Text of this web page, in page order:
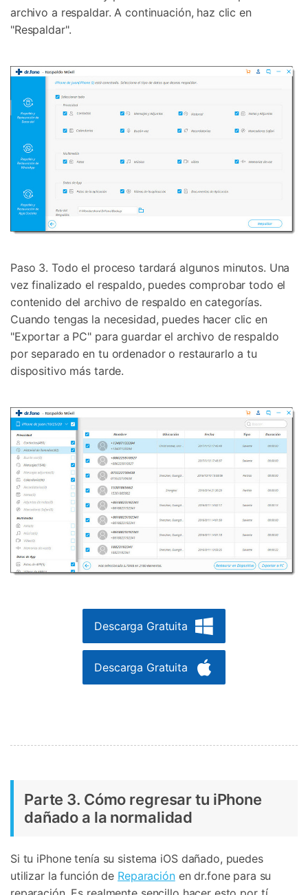
archivo a respaldar. A continuación, haz clic en
"Respaldar".
Paso 3. Todo el proceso tardará algunos minutos. Una
vez finalizado el respaldo, puedes comprobar todo el
contenido del archivo de respaldo en categorías.
Cuando tengas la necesidad, puedes hacer clic en
"Exportar a PC" para guardar el archivo de respaldo
por separado en tu ordenador o restaurarlo a tu
dispositivo más tarde.
Descarga Gratuita
Descarga Gratuita
Parte 3. Cómo regresar tu iPhone
dañado a la normalidad
Si tu iPhone tenía su sistema iOS dañado, puedes
utilizar la función de Reparaciónen dr.fone para su